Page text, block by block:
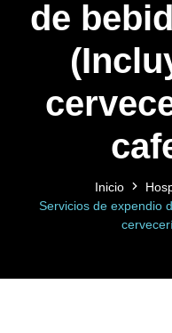
de
Inicio
Servicios de expendio